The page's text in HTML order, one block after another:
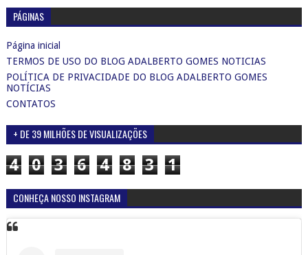
PÁGINAS
Página inicial
TERMOS DE USO DO BLOG ADALBERTO GOMES NOTICIAS
POLÍTICA DE PRIVACIDADE DO BLOG ADALBERTO GOMES
NOTÍCIAS
CONTATOS
+ DE 39 MILHÕES DE VISUALIZAÇÕES
4 0 3 6 4 8 3 1
CONHEÇA NOSSO INSTAGRAM